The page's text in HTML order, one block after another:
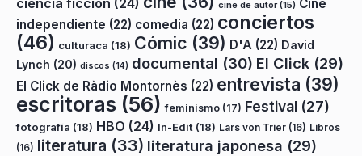
ciencia ficción (24) cine de autor(15) Cine
independiente (22) comedia (22) conciertos
(46) culturaca (18) Cómic (39) D'A (22) David
Lynch (20) discos (14) documental (30) El Click (29)
El Click de Ràdio Montornès (22) entrevista (39)
escritoras (56) feminismo (17) Festival (27)
fotografía (18) HBO (24) In-Edit (18) Lars von Trier (16) Libros
(16) literatura (33) literatura japonesa (29)